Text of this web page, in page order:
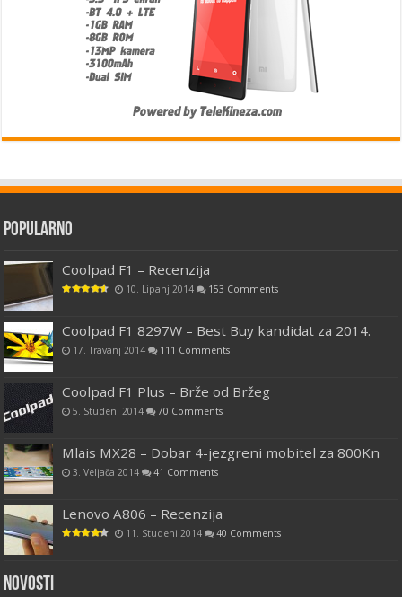
Popularno
Coolpad F1 – Recenzija
10. Lipanj 2014 153 Comments
Coolpad F1 8297W – Best Buy kandidat za 2014.
17. Travanj 2014 111 Comments
Coolpad F1 Plus – Brže od Bržeg
5. Studeni 2014 70 Comments
Mlais MX28 – Dobar 4-jezgreni mobitel za 800Kn
3. Veljača 2014 41 Comments
Lenovo A806 – Recenzija
11. Studeni 2014 40 Comments
Novosti